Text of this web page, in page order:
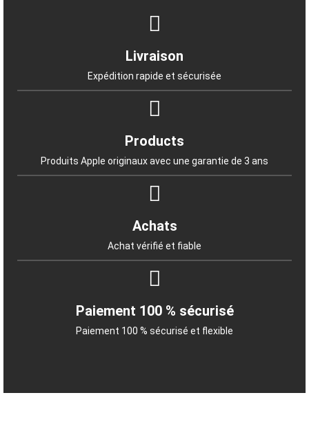
Livraison
Expédition rapide et sécurisée
Products
Produits Apple originaux avec une garantie de 3 ans
Achats
Achat vérifié et fiable
Paiement 100 % sécurisé
Paiement 100 % sécurisé et flexible